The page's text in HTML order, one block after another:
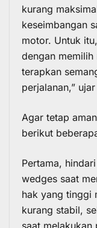
kurang
keseimbangan
motor. Untuk
dengan
terapkan
perjalanan,”
Agar tetap
berikut
Pertama,
wedges saat
hak yang tinggi
kurang stabil,
saat melakukan